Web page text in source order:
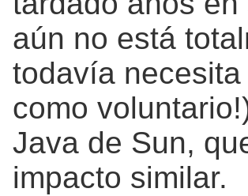
aún no está
todavía
como
Java de Sun,
impacto similar.